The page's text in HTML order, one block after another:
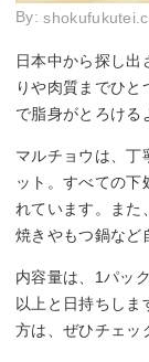
By:
日本中から探し出
りや肉質までひ
で脂身がとろける
マルチョウは、丁
ット。すべての下
れています。また
焼きやもつ鍋など
内容量は、1パッ
以上と日持ちしま
方は、ぜひチェッ